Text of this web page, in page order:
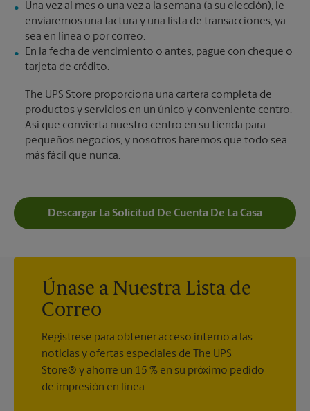
Una vez al mes o una vez a la semana (a su elección), le
enviaremos una factura y una lista de transacciones, ya
sea en línea o por correo.
En la fecha de vencimiento o antes, pague con cheque o
tarjeta de crédito.
The UPS Store proporciona una cartera completa de
productos y servicios en un único y conveniente centro.
Así que convierta nuestro centro en su tienda para
pequeños negocios, y nosotros haremos que todo sea
más fácil que nunca.
Descargar La Solicitud De Cuenta De La Casa
Únase a Nuestra Lista de
Correo
Regístrese para obtener acceso interno a las
noticias y ofertas especiales de The UPS
Store® y ahorre un 15 % en su próximo pedido
de impresión en línea.